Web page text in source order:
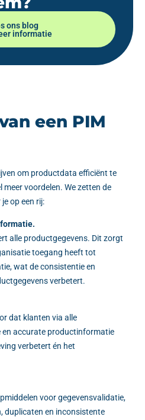
ons blog
informatie
een PIM
om productdata efficiënt te
meer voordelen. We zetten de
op een rij:
alle productgegevens. Dit zorgt
toegang heeft tot
wat de consistentie en
verbetert.
dat klanten via alle
accurate productinformatie
verbetert én het
voor gegevensvalidatie,
duplicaten en inconsistente